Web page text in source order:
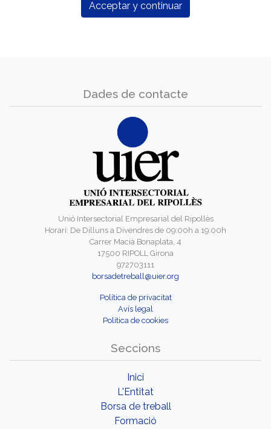
Dades de contacte
Unió Intersectorial Empresarial del Ripollès
Horari: De Dilluns a Divendres de 09:00h a 19:00h
Carrer Macià Bonaplata, 4
17500 RIPOLL Girona
972703111
borsadetreball@uier.org
Política de privacitat
Avís legal
Política de cookies
Seccions
Inici
L'Entitat
Borsa de treball
Formació